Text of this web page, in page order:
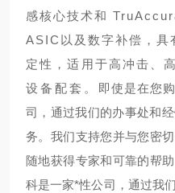
感核心技术和
ASIC以及数字补偿，具
定性，适用于高冲击、
设备配套。 即使是在您
司，通过我们的办事处和
务。我们支持您并与您密
随地获得专家和可靠的帮助
科是一家*性公司，通过我